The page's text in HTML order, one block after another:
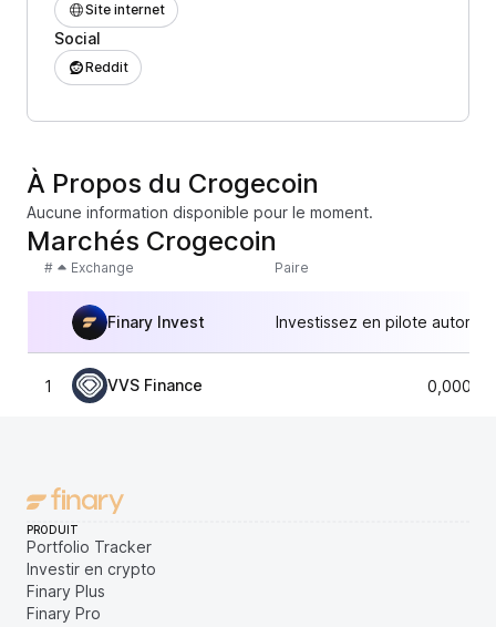
Site internet
Social
Reddit
À Propos du Crogecoin
Aucune information disponible pour le moment.
Marchés Crogecoin
# Exchange Paire
Finary Invest Investissez en pilote
1 VVS Finance
PRODUIT
Portfolio Tracker
Investir en crypto
Finary Plus
Finary Pro